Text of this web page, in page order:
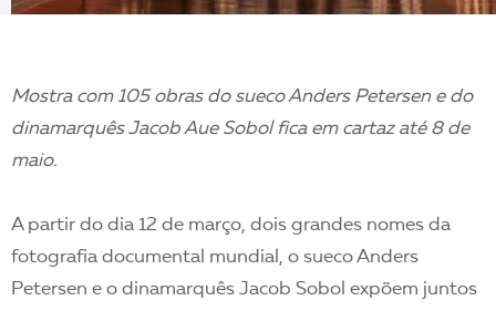
Mostra com 105 obras do sueco Anders Petersen e do
dinamarquês Jacob Aue Sobol fica em cartaz até 8 de
maio.
A partir do dia 12 de março, dois grandes nomes da
fotografia documental mundial, o sueco Anders
Petersen e o dinamarquês Jacob Sobol expõem juntos